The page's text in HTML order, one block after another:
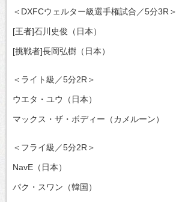
＜DXFCウェルター級選手権試合／5分3R＞
[王者]石川史俊（日本）
[挑戦者]長岡弘樹（日本）
＜ライト級／5分2R＞
ウエタ・ユウ（日本）
マックス・ザ・ボディー（カメルーン）
＜フライ級／5分2R＞
NavE（日本）
パク・スワン（韓国）